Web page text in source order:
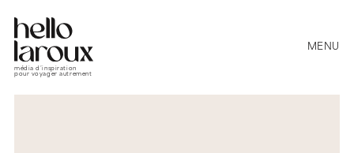
média d’inspiration
pour voyager autrement
MENU